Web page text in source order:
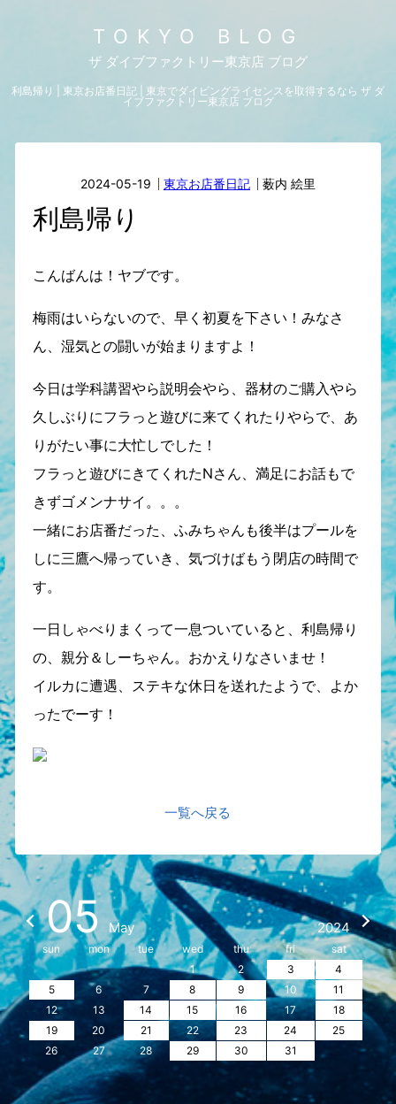
TOKYO BLOG
ザ ダイブファクトリー東京店 ブログ
利島帰り | 東京お店番日記 | 東京でダイビングライセンスを取得するなら ザ ダ
イブファクトリー東京店 ブログ
2024-05-19 東京お店番日記 薮内 絵里
利島帰り
こんばんは！ヤブです。
梅雨はいらないので、早く初夏を下さい！みなさ
ん、湿気との闘いが始まりますよ！
今日は学科講習やら説明会やら、器材のご購入やら
久しぶりにフラっと遊びに来てくれたりやらで、あ
りがたい事に大忙しでした！
フラっと遊びにきてくれたNさん、満足にお話もで
きずゴメンナサイ。。。
一緒にお店番だった、ふみちゃんも後半はプールを
しに三鷹へ帰っていき、気づけばもう閉店の時間で
す。
一日しゃべりまくって一息ついていると、利島帰り
の、親分＆しーちゃん。おかえりなさいませ！
イルカに遭遇、ステキな休日を送れたようで、よか
ったでーす！
一覧へ戻る
05 May 2024
sun mon tue wed thu fri
sat
1
2 3
4
5
6 7 8 9 10
11
12
13 14 15 16 17
18
19
20 21 22 23 24
25
26
27 28 29 30 31